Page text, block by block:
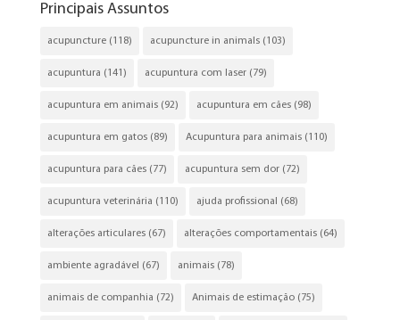
Principais Assuntos
acupuncture(118) acupuncture in animals(103)
acupuntura (141) acupuntura com laser(79)
acupuntura em animais(92) acupuntura em cães(98)
acupuntura em gatos(89) Acupuntura para animais(110)
acupuntura para cães(77) acupuntura sem dor(72)
acupuntura veterinária (110) ajuda profissional (68)
alterações articulares(67) alterações comportamentais(64)
ambiente agradável (67) animais(78)
animais de companhia (72) Animais de estimação(75)